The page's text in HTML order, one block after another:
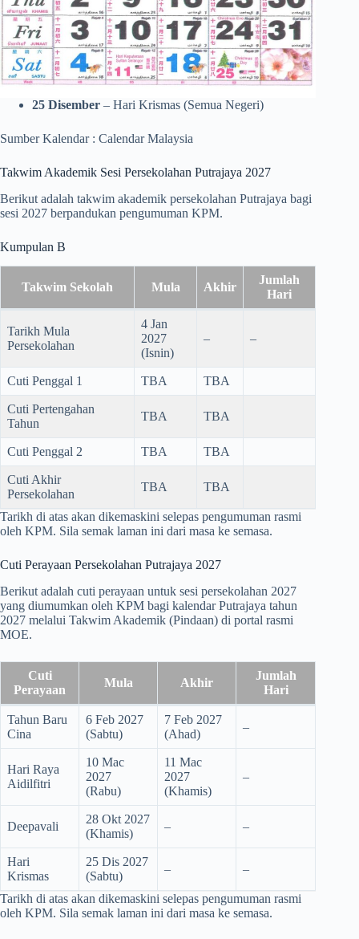
25 Disember – Hari Krismas (Semua Negeri)
Sumber Kalendar : Calendar Malaysia
Takwim Akademik Sesi Persekolahan Putrajaya 2027
Berikut adalah takwim akademik persekolahan Putrajaya bagi
sesi 2027 berpandukan pengumuman KPM.
Kumpulan B
Takwim Sekolah Mula Akhir
Jumlah
Hari
Tarikh Mula
Persekolahan
4 Jan
2027
(Isnin)
– –
Cuti Penggal 1 TBA TBA
Cuti Pertengahan
Tahun
TBA TBA
Cuti Penggal 2 TBA TBA
Cuti Akhir
Persekolahan
TBA TBA
Tarikh di atas akan dikemaskini selepas pengumuman rasmi
oleh KPM. Sila semak laman ini dari masa ke semasa.
Cuti Perayaan Persekolahan Putrajaya 2027
Berikut adalah cuti perayaan untuk sesi persekolahan 2027
yang diumumkan oleh KPM bagi kalendar Putrajaya tahun
2027 melalui Takwim Akademik (Pindaan) di portal rasmi
MOE.
Cuti
Perayaan
Mula Akhir
Jumlah
Hari
Tahun Baru
Cina
6 Feb 2027
(Sabtu)
7 Feb 2027
(Ahad)
–
Hari Raya
Aidilfitri
10 Mac
2027
(Rabu)
11 Mac
2027
(Khamis)
–
Deepavali
28 Okt 2027
(Khamis)
– –
Hari
Krismas
25 Dis 2027
(Sabtu)
– –
Tarikh di atas akan dikemaskini selepas pengumuman rasmi
oleh KPM. Sila semak laman ini dari masa ke semasa.